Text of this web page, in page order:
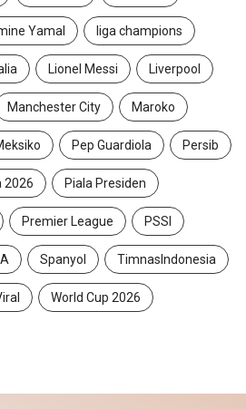
Yamal liga champions
Lionel Messi Liverpool
Manchester City Maroko
Pep Guardiola Persib
2026 Piala Presiden
Premier League PSSI
Spanyol TimnasIndonesia
World Cup 2026